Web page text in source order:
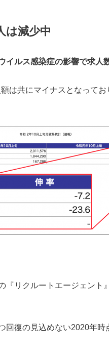
は減少中
イルス感染症の影響で求人
は共にマイナスとなって
『リクルートエージェント
復の見込めない2020年時